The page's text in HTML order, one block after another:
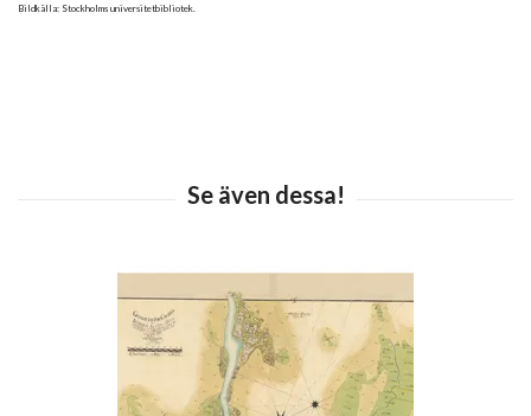
Bildkälla: Stockholms universitetbibliotek.